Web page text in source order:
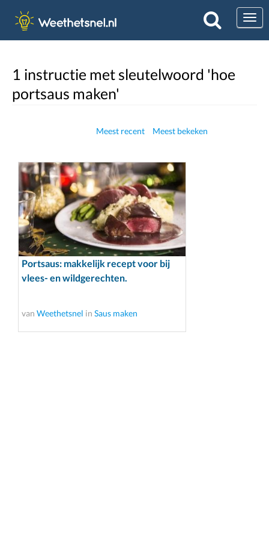
1 instructie met sleutelwoord 'hoe
portsaus maken'
Meest recent Meest bekeken
Portsaus: makkelijk recept voor bij
vlees- en wildgerechten.
van Weethetsnel in Saus maken